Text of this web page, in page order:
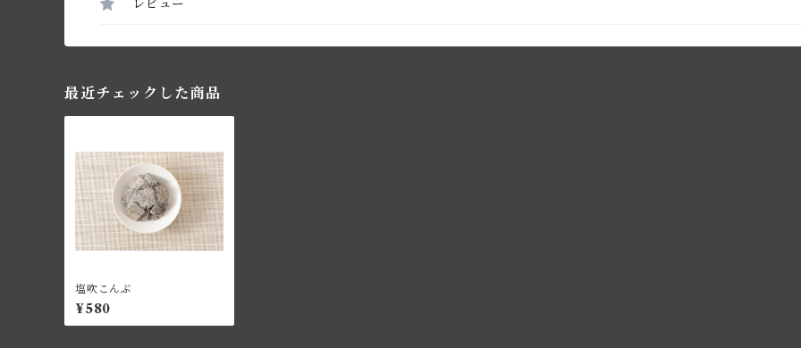
レビュー
最近チェックした商品
塩吹こんぶ
¥580